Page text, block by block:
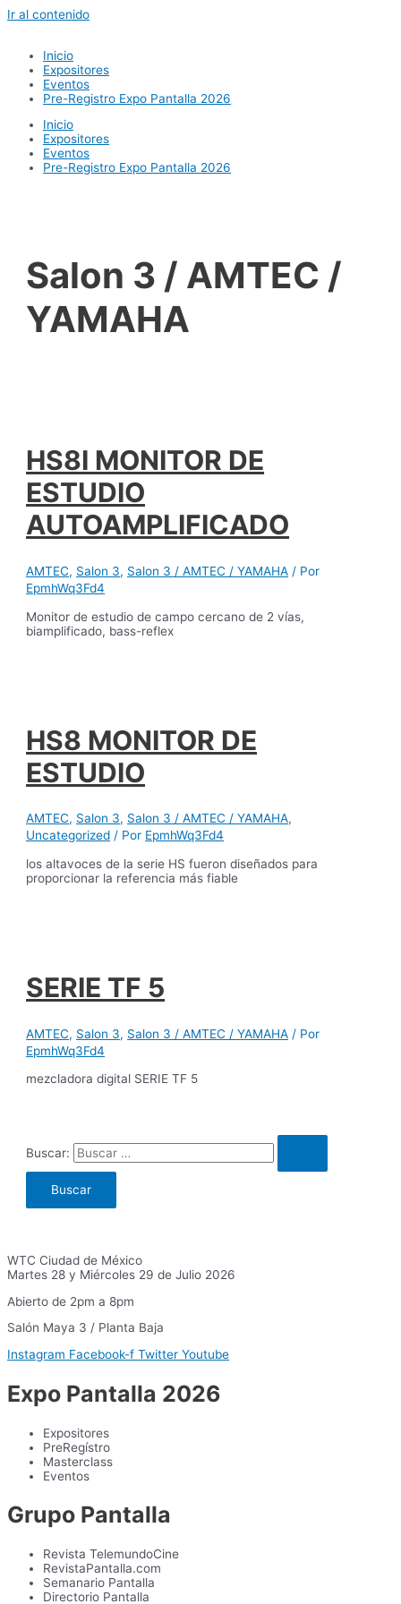
Ir al contenido
Inicio
Expositores
Eventos
Pre-Registro Expo Pantalla 2026
Inicio
Expositores
Eventos
Pre-Registro Expo Pantalla 2026
Salon 3 / AMTEC /
YAMAHA
HS8I MONITOR DE
ESTUDIO
AUTOAMPLIFICADO
AMTEC, Salon 3, Salon 3 / AMTEC / YAMAHA / Por
EpmhWq3Fd4
Monitor de estudio de campo cercano de 2 vías,
biamplificado, bass-reflex
HS8 MONITOR DE
ESTUDIO
AMTEC, Salon 3, Salon 3 / AMTEC / YAMAHA,
Uncategorized / Por EpmhWq3Fd4
los altavoces de la serie HS fueron diseñados para
proporcionar la referencia más fiable
SERIE TF 5
AMTEC, Salon 3, Salon 3 / AMTEC / YAMAHA / Por
EpmhWq3Fd4
mezcladora digital SERIE TF 5
Buscar:
WTC Ciudad de México
Martes 28 y Miércoles 29 de Julio 2026
Abierto de 2pm a 8pm
Salón Maya 3 / Planta Baja
Instagram Facebook-f Twitter Youtube
Expo Pantalla 2026
Expositores
PreRegístro
Masterclass
Eventos
Grupo Pantalla
Revista TelemundoCine
RevistaPantalla.com
Semanario Pantalla
Directorio Pantalla